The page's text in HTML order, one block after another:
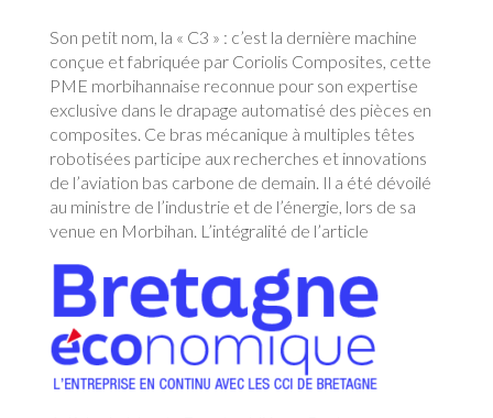
Son petit nom, la « C3 » : c’est la dernière machine
conçue et fabriquée par Coriolis Composites, cette
PME morbihannaise reconnue pour son expertise
exclusive dans le drapage automatisé des pièces en
composites. Ce bras mécanique à multiples têtes
robotisées participe aux recherches et innovations
de l’aviation bas carbone de demain. Il a été dévoilé
au ministre de l’industrie et de l’énergie, lors de sa
venue en Morbihan. L’intégralité de l’article